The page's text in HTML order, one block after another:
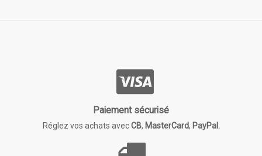
Paiement sécurisé
Réglez vos achats avecCB, MasterCard, PayPal.